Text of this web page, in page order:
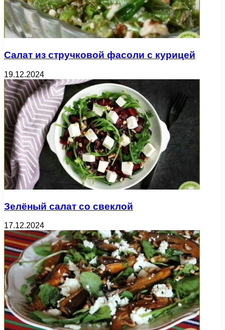
Салат из стручковой фасоли с курицей
19.12.2024
Зелёный салат со свеклой
17.12.2024